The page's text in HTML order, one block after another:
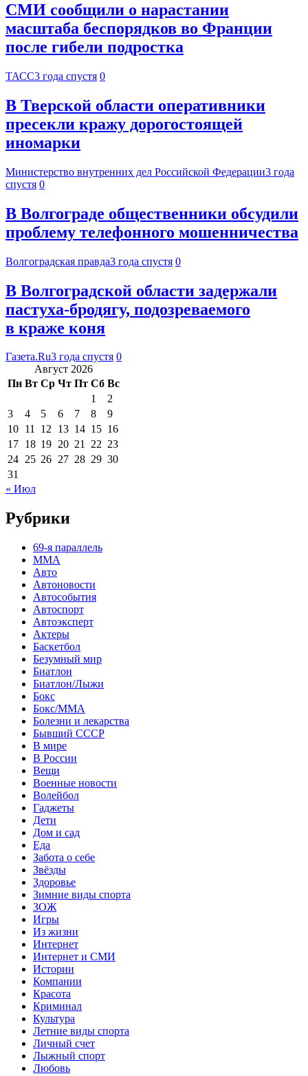
СМИ сообщили о нарастании
масштаба беспорядков во Франции
после гибели подростка
ТАСС3 года спустя 0
В Тверской области оперативники
пресекли кражу дорогостоящей
иномарки
Министерство внутренних дел Российской Федерации3 года
спустя 0
В Волгограде общественники обсудили
проблему телефонного мошенничества
Волгоградская правда3 года спустя 0
В Волгоградской области задержали
пастуха-бродягу, подозреваемого
в краже коня
Газета.Ru3 года спустя 0
Август 2026
Пн Вт Ср Чт Пт Сб Вс
1
2
3
4 5 6 7 8
9
10 11 12 13 14 15 16
17 18 19 20 21 22 23
24 25 26 27 28 29 30
31
« Июл
Рубрики
69-я параллель
MMA
Авто
Автоновости
Автособытия
Автоспорт
Автоэксперт
Актеры
Баскетбол
Безумный мир
Биатлон
Биатлон/Лыжи
Бокс
Бокс/MMA
Болезни и лекарства
Бывший СССР
В мире
В России
Вещи
Военные новости
Волейбол
Гаджеты
Дети
Дом и сад
Еда
Забота о себе
Звёзды
Здоровье
Зимние виды спорта
ЗОЖ
Игры
Из жизни
Интернет
Интернет и СМИ
Истории
Компании
Красота
Криминал
Культура
Летние виды спорта
Личный счет
Лыжный спорт
Любовь